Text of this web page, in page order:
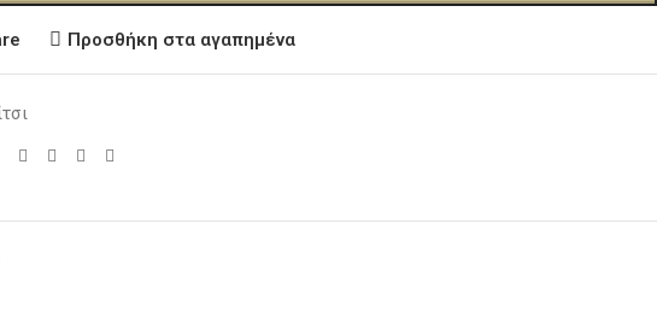
Προσθήκη στα αγαπημένα